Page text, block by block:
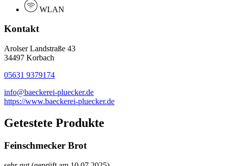
WLAN
Kontakt
Arolser Landstraße 43
34497 Korbach
05631 9379174
info@baeckerei-pluecker.de
https://www.baeckerei-pluecker.de
Getestete Produkte
Feinschmecker Brot